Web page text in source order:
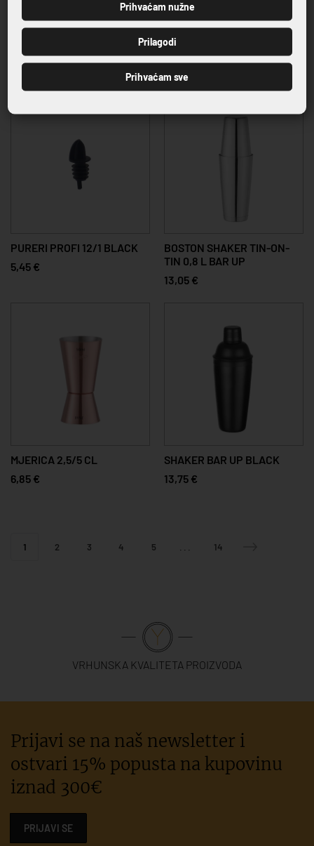
BAR SHAKER 84 CL
8,30 €
BAR SHAKER 60 CL
PURERI PROFI 12/1 BLACK
5,45 €
BOSTON SHAKER TIN-ON-
TIN 0,8 L BAR UP
13,05 €
MJERICA 2,5/5 CL
6,85 €
SHAKER BAR UP BLACK
13,75 €
1 2 3 4 5 ... 14
VRHUNSKA KVALITETA PROIZVODA
Prijavi se na naš newsletter i
ostvari 15% popusta na kupovinu
iznad 300€
PRIJAVI SE
PRIJAVI SE
Prihvaćam nužne
Prilagodi
Prihvaćam sve